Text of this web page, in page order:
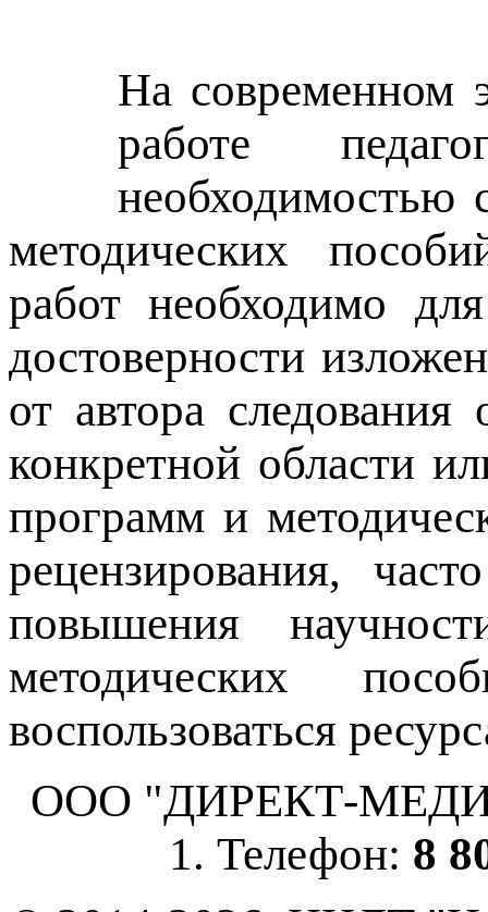
На современном
работе
необходимостью
методических
работ необходимо
достоверности
от автора
конкретной области
программ и
рецензирования,
повышения
методических
воспользоваться
ООО "ДИРЕКТ-
1. Телефон: 8